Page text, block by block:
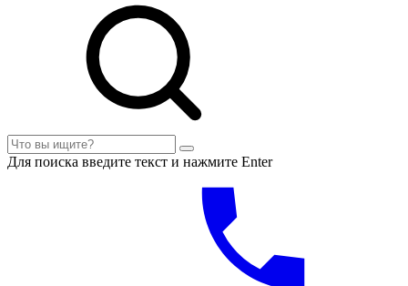
Для поиска введите текст и нажмите Enter